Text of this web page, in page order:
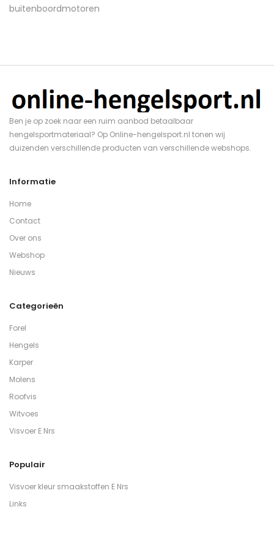
Ben je op zoek naar een ruim aanbod betaalbaar
hengelsportmateriaal? Op Online-hengelsport.nl tonen wij
duizenden verschillende producten van verschillende webshops.
Informatie
Home
Contact
Over ons
Webshop
Nieuws
Categorieën
Forel
Hengels
Karper
Molens
Roofvis
Witvoes
Visvoer E Nrs
Populair
Visvoer kleur smaakstoffen E Nrs
Links